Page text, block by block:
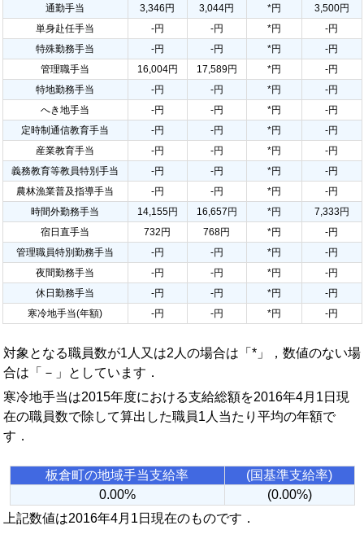
通勤手当
3,346円 3,044円 *円
3,500円
単身赴任手当
-円 -円 *円
-円
特殊勤務手当
-円 -円 *円
-円
管理職手当
16,004円 17,589円 *円
-円
特地勤務手当
-円 -円 *円
-円
へき地手当
-円 -円 *円
-円
定時制通信教育手当
-円 -円 *円
-円
産業教育手当
-円 -円 *円
-円
義務教育等教員特別手当
-円 -円 *円
-円
農林漁業普及指導手当
-円 -円 *円
-円
時間外勤務手当
14,155円 16,657円 *円
7,333円
宿日直手当
732円 768円 *円
-円
管理職員特別勤務手当
-円 -円 *円
-円
夜間勤務手当
-円 -円 *円
-円
休日勤務手当
-円 -円 *円
-円
寒冷地手当(年額)
-円 -円 *円 -円
対象となる職員数が1人又は2人の場合は「*」，数値のない場
合は「－」としています．
寒冷地手当は2015年度における支給総額を2016年4月1日現
在の職員数で除して算出した職員1人当たり平均の年額で
す．
板倉町の地域手当支給率
(国基準支給率)
0.00%
(0.00%)
上記数値は2016年4月1日現在のものです．